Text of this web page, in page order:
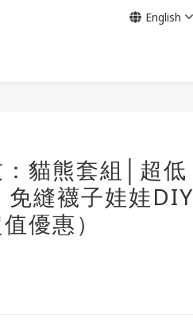
English
貓熊套組│超低
免縫襪子娃娃DIY
優惠）